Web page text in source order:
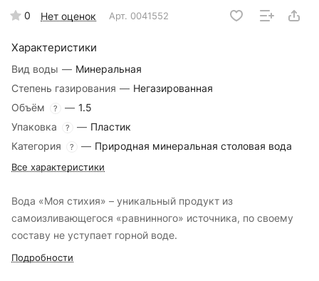
0 Нет оценок Арт. 0041552
Характеристики
Вид воды — Минеральная
Степень газирования — Негазированная
Объём
? — 1.5
Упаковка
? — Пластик
Категория
? — Природная минеральная столовая вода
Все характеристики
Вода «Моя стихия» – уникальный продукт из
самоизливающегося «равнинного» источника, по своему
составу не уступает горной воде.
Подробности